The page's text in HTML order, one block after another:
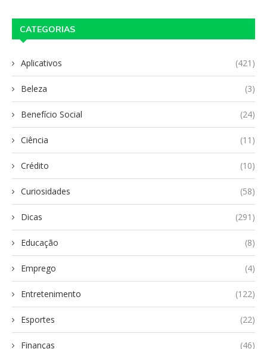
CATEGORIAS
Aplicativos (421)
Beleza (3)
Benefício Social (24)
Ciência (11)
Crédito (10)
Curiosidades (58)
Dicas (291)
Educação (8)
Emprego (4)
Entretenimento (122)
Esportes (22)
Finanças (46)